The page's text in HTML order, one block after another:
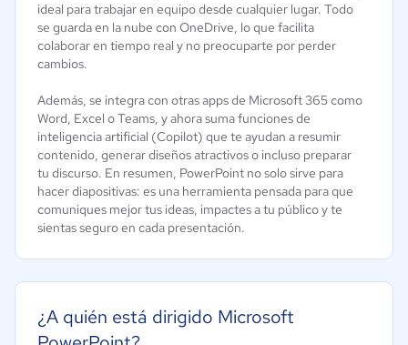
ideal para trabajar en equipo desde cualquier lugar. Todo
se guarda en la nube con OneDrive, lo que facilita
colaborar en tiempo real y no preocuparte por perder
cambios.
Además, se integra con otras apps de Microsoft 365 como
Word, Excel o Teams, y ahora suma funciones de
inteligencia artificial (Copilot) que te ayudan a resumir
contenido, generar diseños atractivos o incluso preparar
tu discurso. En resumen, PowerPoint no solo sirve para
hacer diapositivas: es una herramienta pensada para que
comuniques mejor tus ideas, impactes a tu público y te
sientas seguro en cada presentación.
¿A quién está dirigido Microsoft